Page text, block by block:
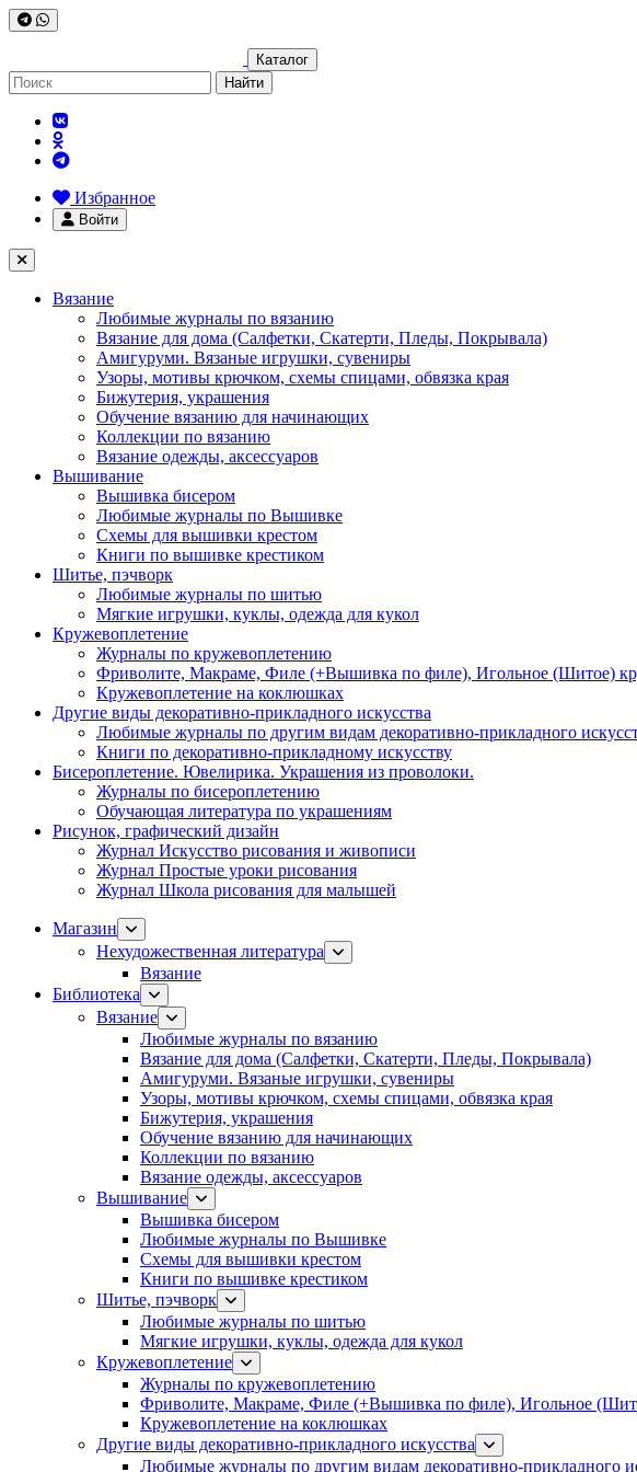
Каталог
Найти
Избранное
Войти
Вязание
Любимые журналы по вязанию
Вязание для дома (Салфетки, Скатерти, Пледы, Покрывала)
Амигуруми. Вязаные игрушки, сувениры
Узоры, мотивы крючком, схемы спицами, обвязка края
Бижутерия, украшения
Обучение вязанию для начинающих
Коллекции по вязанию
Вязание одежды, аксессуаров
Вышивание
Вышивка бисером
Любимые журналы по Вышивке
Схемы для вышивки крестом
Книги по вышивке крестиком
Шитье, пэчворк
Любимые журналы по шитью
Мягкие игрушки, куклы, одежда для кукол
Кружевоплетение
Журналы по кружевоплетению
Фриволите, Макраме, Филе (+Вышивка по филе), Игольное (Шитое)
Кружевоплетение на коклюшках
Другие виды декоративно-прикладного искусства
Любимые журналы по другим видам декоративно-прикладного
Книги по декоративно-прикладному искусству
Бисероплетение. Ювелирика. Украшения из проволоки.
Журналы по бисероплетению
Обучающая литература по украшениям
Рисунок, графический дизайн
Журнал Искусство рисования и живописи
Журнал Простые уроки рисования
Журнал Школа рисования для малышей
Магазин
Нехудожественная литература
Вязание
Библиотека
Вязание
Любимые журналы по вязанию
Вязание для дома (Салфетки, Скатерти, Пледы, Покрывала)
Амигуруми. Вязаные игрушки, сувениры
Узоры, мотивы крючком, схемы спицами, обвязка края
Бижутерия, украшения
Обучение вязанию для начинающих
Коллекции по вязанию
Вязание одежды, аксессуаров
Вышивание
Вышивка бисером
Любимые журналы по Вышивке
Схемы для вышивки крестом
Книги по вышивке крестиком
Шитье, пэчворк
Любимые журналы по шитью
Мягкие игрушки, куклы, одежда для кукол
Кружевоплетение
Журналы по кружевоплетению
Фриволите, Макраме, Филе (+Вышивка по филе), Игольное
Кружевоплетение на коклюшках
Другие виды декоративно-прикладного искусства
Любимые журналы по другим видам декоративно-прикладного